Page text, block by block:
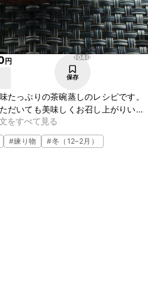
円 1040
保存
たっぷりの茶碗蒸しのレシピです。
だいても美味しくお召し上がりいた
も喜ばれること間違いなし。ぜひご
をすべて見る
#練り物 #冬（12–2月）